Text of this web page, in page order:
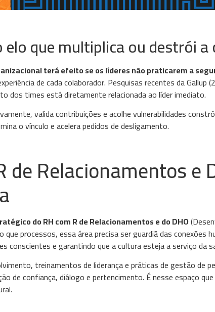
elo que multiplica ou destrói
terá efeito se os líderes não praticarem a
de cada colaborador. Pesquisas recentes da Gallup
dos times está diretamente relacionada ao líder imediato.
valida contribuições e acolhe vulnerabilidades
o vínculo e acelera pedidos de desligamento.
de Relacionamentos e
do RH com R de Relacionamentos e do DHO
que processos, essa área precisa ser guardiã das conexões
conscientes e garantindo que a cultura esteja a serviço da
treinamentos de liderança e práticas de gestão de
de confiança, diálogo e pertencimento. É nesse espaço